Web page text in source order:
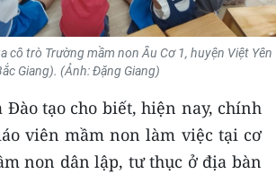
TIN
SÂU
NAM
cô trò Trường mầm non Âu Cơ 1, huyện Việt Yên
Giang). (Ảnh: Đặng Giang)
Đào tạo cho biết, hiện nay, chính
viên mầm non làm việc tại cơ
non dân lập, tư thục ở địa bàn